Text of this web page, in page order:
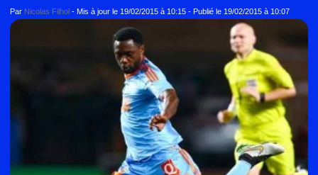
Par Nicolas Filhol - Mis à jour le 19/02/2015 à 10:15 - Publié le 19/02/2015 à 10:07